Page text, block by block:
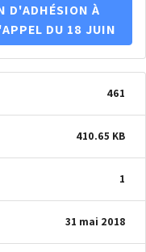
D'ADHÉSION À
DU 18 JUIN
461
410.65 KB
1
31 mai 2018